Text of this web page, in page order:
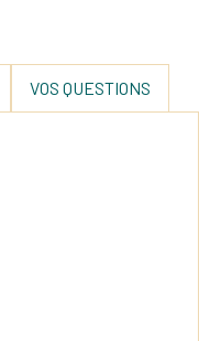
VOS QUESTIONS